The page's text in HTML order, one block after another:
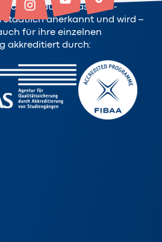
ist durch das NRW-
anerkannt und wird –
für ihre einzelnen
akkreditiert durch: